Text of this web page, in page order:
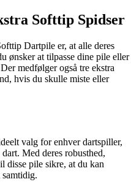
Softtip Spidser
Dartpile er, at alle deres
ønsker at tilpasse dine pile eller
medfølger også tre ekstra
hvis du skulle miste eller
valg for enhver dartspiller,
Med deres robusthed,
disse pile sikre, at du kan